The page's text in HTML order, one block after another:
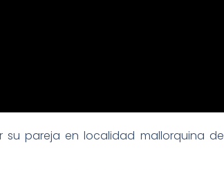
pareja en localidad mallorquina de